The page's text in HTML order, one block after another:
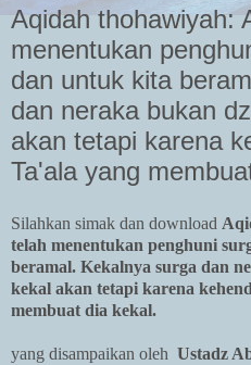
Aqidah thohawiyah:
menentukan
dan untuk kita
dan neraka bukan
akan tetapi karena
Ta'ala yang
Silahkan simak dan download
telah menentukan penghuni
beramal. Kekalnya surga dan
kekal akan tetapi karena
membuat dia kekal.
yang disampaikan oleh Ustadz